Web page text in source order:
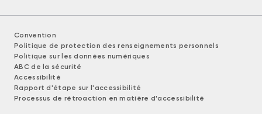
Convention
Politique de protection des renseignements personnels
Politique sur les données numériques
ABC de la sécurité
Accessibilité
Rapport d'étape sur l'accessibilité
Processus de rétroaction en matière d'accessibilité